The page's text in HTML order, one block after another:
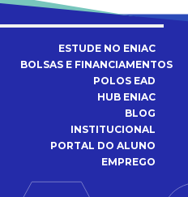
ESTUDE NO ENIAC
BOLSAS E FINANCIAMENTOS
POLOS EAD
HUB ENIAC
BLOG
INSTITUCIONAL
PORTAL DO ALUNO
EMPREGO